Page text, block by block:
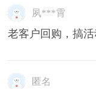
夙***霄
老客户回购，搞
匿名